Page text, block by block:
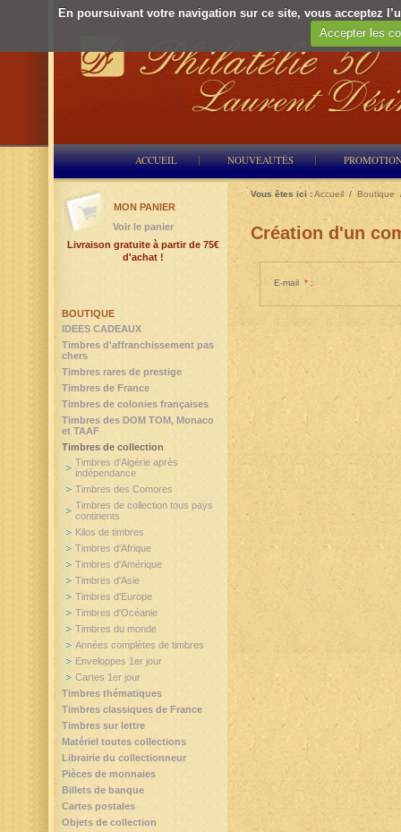
En poursuivant votre navigation sur ce site, vous acceptez
Accepter les
ACCUEIL NOUVEAUTÉS
Vous êtes ici :Accueil / Boutique
Création d'un
E-mail * :
BOUTIQUE
IDEES CADEAUX
Timbres d'affranchissement pas
chers
Timbres rares de prestige
Timbres de France
Timbres de colonies françaises
Timbres des DOM TOM, Monaco
et TAAF
Timbres de collection
Timbres d'Algérie après
indépendance
Timbres des Comores
Timbres de collection tous pays
continents
Kilos de timbres
Timbres d'Afrique
Timbres d'Amérique
Timbres d'Asie
Timbres d'Europe
Timbres d'Océanie
Timbres du monde
Années complètes de timbres
Enveloppes 1er jour
Cartes 1er jour
Timbres thématiques
Timbres classiques de France
Timbres sur lettre
Matériel toutes collections
Librairie du collectionneur
Pièces de monnaies
Billets de banque
Cartes postales
Objets de collection
MON PANIER
Voir le panier
Livraison gratuite à partir de 75€
d'achat !